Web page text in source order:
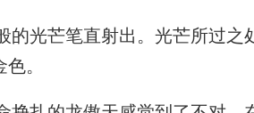
光芒笔直射出。光芒所过之
。